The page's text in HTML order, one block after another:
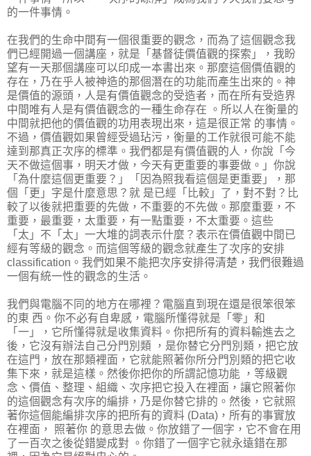
的一件事情。
在我們的生命中間有一個很重要的觀念，而為了這個觀念我
們已經開過一個講座，就是「基督徒價值觀的探索」，我盼
望有一天那個講座可以印成一本書出來。那麼這個價值觀的
存在，乃在乎人被神造的那個潛在的功能而產生出來的。神
是價值的源頭，人是有價值觀念的受造者，而在所有受造界
中間唯有人是有價值觀念的一種生命存在 。所以人在衡量的
中間就把他的價值觀的功用表現出來，這是很正常 的事情。
不過，價值觀如果曾經受過玷污，衡量的工作就很可能不能
達到那真正次序的標準。我們都是有價值觀的人，你說「今
天不做這個事，明天才做，今天有更重要的事要做。」你說
「為什麼這個更重要？」「因為照我看這個是更重要」，那
個「更」字是什麼意思？就 是已經「比較」了，對不對？比
較了以後就把重要的先做，不重要的不先做。那麼重要，不
重要，最重要，太重要，有一點重要，不太重要。這些
「太」不「太」一大堆的詞表示什麼？表示在價值觀中間已
經有等級的觀念。而這個等級的觀念就產生了次序的安排
classification。我們如果不能把次序安排得清楚，我們很難過
一個有統一性的觀念的生活。
我們與電腦不同的地方在哪裡？電腦直到現在還是很笨很笨
的東 西。你不必有自卑感，電腦所懂得就是「零」和
「一」，它所懂得就是收集資料。你把所有的資料輸進去之
後，它沒有辦法自己分門別類 ，是你替它分門別類，把它放
在這門，放在那類裡面，它就能照著你所分門別類的把它收
集下來，就是這樣。然後你把你的所謂記憶功能 ，等級觀
念、價值、整理、組織、次序把它投入在裡面，讓它照著你
的這個觀念有次序的編排，乃是你替它排的。然後，它就照
著你這個能編排次序的把所有的資料 (Data)，所有的事實放
在裡面， 照著你 的意思去做。你放錯了一個字，它不會在用
了一百次之後從錯變成對 。你錯了一個字它就永遠錯在那